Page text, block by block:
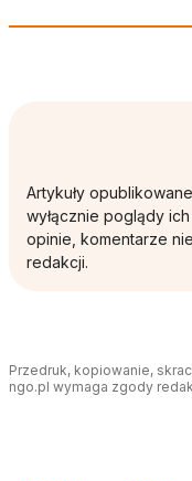
Artykuły
wyłącznie poglądy
opinie, komentarze
redakcji.
Przedruk, kopiowanie,
ngo.pl wymaga zgody